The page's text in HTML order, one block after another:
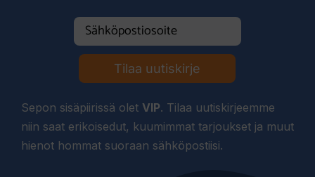
Tilaa uutiskirje
Sepon sisäpiirissä olet VIP. Tilaa uutiskirjeemme
niin saat erikoisedut, kuumimmat tarjoukset ja muut
hienot hommat suoraan sähköpostiisi.